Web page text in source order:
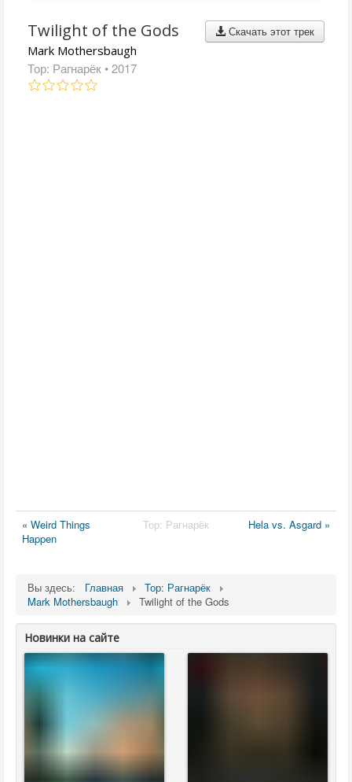
Скачать этот трек
Twilight of the Gods
Mark Mothersbaugh
Тор: Рагнарёк • 2017
« Weird Things
Happen
Тор: Рагнарёк Hela vs. Asgard »
Вы здесь: Главная
Тор: Рагнарёк
Mark Mothersbaugh
Twilight of the Gods
Новинки на сайте